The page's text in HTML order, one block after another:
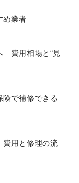
め業者
費用相場と“見
険で補修できる
費用と修理の流